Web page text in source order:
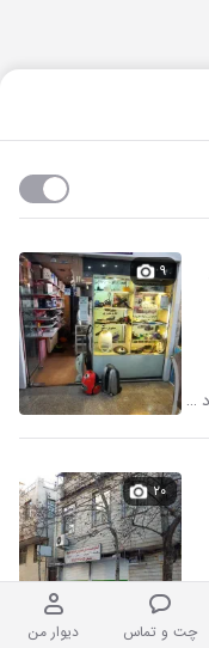
چت و تماس دیوار من
مشاور محمدرضا آرمیده در جنت‌آباد مرکزی
۹
۲۰